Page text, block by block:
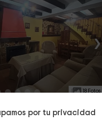
por tu privacidad
›
18 Fotos